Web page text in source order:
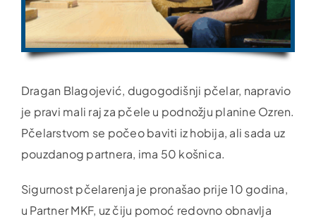
Dragan Blagojević, dugogodišnji pčelar, napravio
je pravi mali raj za pčele u podnožju planine Ozren.
Pčelarstvom se počeo baviti iz hobija, ali sada uz
pouzdanog partnera, ima 50 košnica.
Sigurnost pčelarenja je pronašao prije 10 godina,
u Partner MKF, uz čiju pomoć redovno obnavlja